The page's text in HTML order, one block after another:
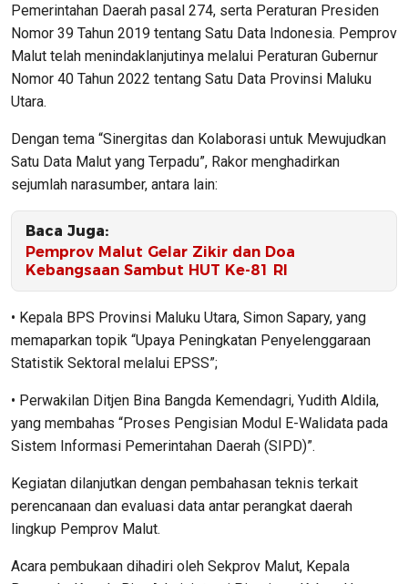
Pemerintahan Daerah pasal 274, serta Peraturan Presiden
Nomor 39 Tahun 2019 tentang Satu Data Indonesia. Pemprov
Malut telah menindaklanjutinya melalui Peraturan Gubernur
Nomor 40 Tahun 2022 tentang Satu Data Provinsi Maluku
Utara.
Dengan tema “Sinergitas dan Kolaborasi untuk Mewujudkan
Satu Data Malut yang Terpadu”, Rakor menghadirkan
sejumlah narasumber, antara lain:
Baca Juga:
Pemprov Malut Gelar Zikir dan Doa
Kebangsaan Sambut HUT Ke-81 RI
• Kepala BPS Provinsi Maluku Utara, Simon Sapary, yang
memaparkan topik “Upaya Peningkatan Penyelenggaraan
Statistik Sektoral melalui EPSS”;
• Perwakilan Ditjen Bina Bangda Kemendagri, Yudith Aldila,
yang membahas “Proses Pengisian Modul E-Walidata pada
Sistem Informasi Pemerintahan Daerah (SIPD)”.
Kegiatan dilanjutkan dengan pembahasan teknis terkait
perencanaan dan evaluasi data antar perangkat daerah
lingkup Pemprov Malut.
Acara pembukaan dihadiri oleh Sekprov Malut, Kepala